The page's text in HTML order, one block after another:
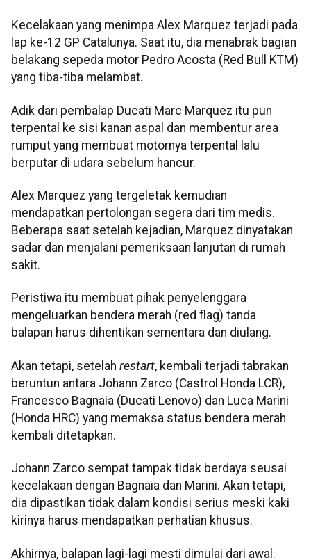
Kecelakaan yang menimpa Alex Marquez terjadi pada
lap ke-12 GP Catalunya. Saat itu, dia menabrak bagian
belakang sepeda motor Pedro Acosta (Red Bull KTM)
yang tiba-tiba melambat.
Adik dari pembalap Ducati Marc Marquez itu pun
terpental ke sisi kanan aspal dan membentur area
rumput yang membuat motornya terpental lalu
berputar di udara sebelum hancur.
Alex Marquez yang tergeletak kemudian
mendapatkan pertolongan segera dari tim medis.
Beberapa saat setelah kejadian, Marquez dinyatakan
sadar dan menjalani pemeriksaan lanjutan di rumah
sakit.
Peristiwa itu membuat pihak penyelenggara
mengeluarkan bendera merah (red flag) tanda
balapan harus dihentikan sementara dan diulang.
Akan tetapi, setelah restart, kembali terjadi tabrakan
beruntun antara Johann Zarco (Castrol Honda LCR),
Francesco Bagnaia (Ducati Lenovo) dan Luca Marini
(Honda HRC) yang memaksa status bendera merah
kembali ditetapkan.
Johann Zarco sempat tampak tidak berdaya seusai
kecelakaan dengan Bagnaia dan Marini. Akan tetapi,
dia dipastikan tidak dalam kondisi serius meski kaki
kirinya harus mendapatkan perhatian khusus.
Akhirnya, balapan lagi-lagi mesti dimulai dari awal.